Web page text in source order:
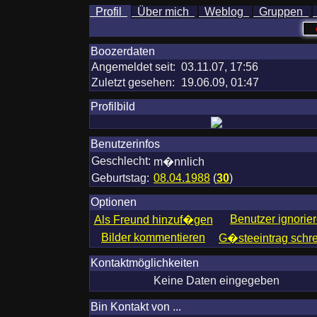
Profil Über mich Weblog Gruppen
Boozerdaten
Angemeldet seit: 03.11.07, 17:56
Zuletzt gesehen:
19.06.09, 01:47
Profilbild
Benutzerinfos
Geschlecht: m�nnlich
Geburtstag: 08.04.1988 (30)
Optionen
Als Freund hinzuf�gen
Benutzer
Bilder kommentieren
G�steeintrag
Kontaktmöglichkeiten
Keine Daten eingegeben
Bin Kontakt von ...